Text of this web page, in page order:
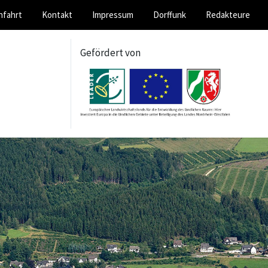
Kontakt Impressum Dorffunk Redakteure
Gefördert von